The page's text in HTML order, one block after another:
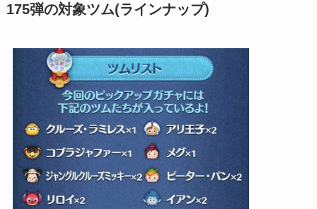
175弾の対象ツム(ラインナップ)